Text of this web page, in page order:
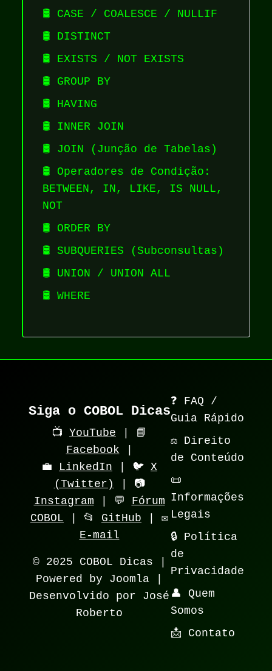
🛢️ CASE / COALESCE / NULLIF
🛢️ DISTINCT
🛢️ EXISTS / NOT EXISTS
🛢️ GROUP BY
🛢️ HAVING
🛢️ INNER JOIN
🛢️ JOIN (Junção de Tabelas)
🛢️ Operadores de Condição:
BETWEEN, IN, LIKE, IS NULL,
NOT
🛢️ ORDER BY
🛢️ SUBQUERIES (Subconsultas)
🛢️ UNION / UNION ALL
🛢️ WHERE
Siga o COBOL Dicas
📺 YouTube | 📘
Facebook
💼 LinkedIn | 🐦 X
(Twitter)
| 📷
Instagram | 💬 Fórum
COBOL | 📂 GitHub | ✉️
E-mail
© 2025 COBOL Dicas |
Powered by Joomla |
Desenvolvido por José
Roberto
❓ FAQ /
Guia Rápido
⚖️ Direito
de Conteúdo
📜
Informações
Legais
🔒 Política
de
Privacidade
👤 Quem
Somos
📩 Contato